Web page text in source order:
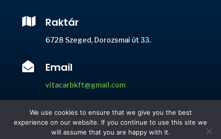
 Raktár
6728 Szeged, Dorozsmai út 33.
 Email
vitacarbkft@gmail.com
 Telefon
+36 20 946 7615
We use cookies to ensure that we give you the best
experience on our website. If you continue to use this site we
will assume that you are happy with it.